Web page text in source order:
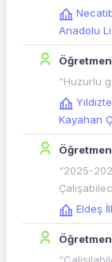
Anadolu
“Huzurlu
Kayahan
“2025-
Eldeş